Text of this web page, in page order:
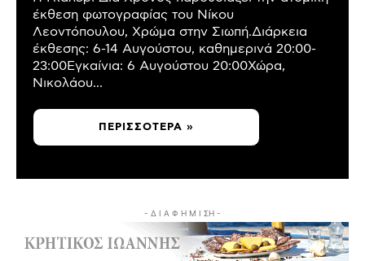
έκθεση φωτογραφίας του Νίκου
Λεοντόπουλου, Χρώμα στην Σιωπή.Διάρκεια
έκθεσης: 6-14 Αυγούστου, καθημερινά 20:00-
23:00Εγκαίνια: 6 Αυγούστου 20:00Χώρα,
Νικολάου...
ΠΕΡΙΣΣΌΤΕΡΑ »
- Δ Ι Α Φ Η Μ Ι ΣΗ -